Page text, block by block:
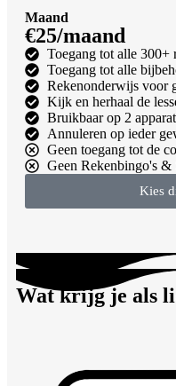
Maand
€25/maand
Toegang tot alle 300+
Toegang tot alle
Rekenonderwijs voor
Kijk en herhaal de
Bruikbaar op 2
Annuleren op ieder
Geen toegang tot de
Geen Rekenbingo's &
Kies
Wat krijg je als